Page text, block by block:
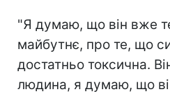
"Я думаю, що він вже
майбутнє, про те, що
достатньо токсична.
людина, я думаю, що